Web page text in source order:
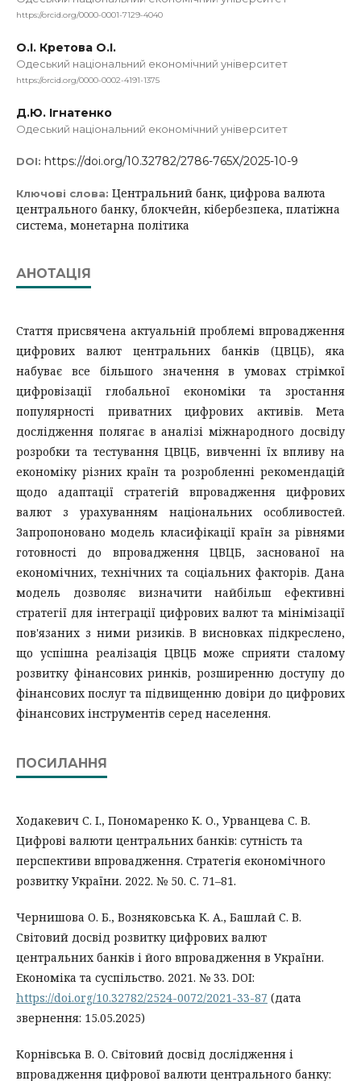
https://orcid.org/0000-0001-7129-4040
О.І. Кретова О.І.
Одеський національний економічний університет
https://orcid.org/0000-0002-4191-1375
Д.Ю. Ігнатенко
Одеський національний економічний університет
DOI: https://doi.org/10.32782/2786-765X/2025-10-9
Ключові слова: Центральний банк, цифрова валюта
центрального банку, блокчейн, кібербезпека, платіжна
система, монетарна політика
АНОТАЦІЯ
Стаття присвячена актуальній проблемі впровадження
цифрових валют центральних банків (ЦВЦБ), яка
набуває все більшого значення в умовах стрімкої
цифровізації глобальної економіки та зростання
популярності приватних цифрових активів. Мета
дослідження полягає в аналізі міжнародного досвіду
розробки та тестування ЦВЦБ, вивченні їх впливу на
економіку різних країн та розробленні рекомендацій
щодо адаптації стратегій впровадження цифрових
валют з урахуванням національних особливостей.
Запропоновано модель класифікації країн за рівнями
готовності до впровадження ЦВЦБ, заснованої на
економічних, технічних та соціальних факторів. Дана
модель дозволяє визначити найбільш ефективні
стратегії для інтеграції цифрових валют та мінімізації
пов'язаних з ними ризиків. В висновках підкреслено,
що успішна реалізація ЦВЦБ може сприяти сталому
розвитку фінансових ринків, розширенню доступу до
фінансових послуг та підвищенню довіри до цифрових
фінансових інструментів серед населення.
ПОСИЛАННЯ
Ходакевич С. І., Пономаренко К. О., Урванцева С. В.
Цифрові валюти центральних банків: сутність та
перспективи впровадження. Стратегія економічного
розвитку України. 2022. № 50. С. 71–81.
Чернишова О. Б., Возняковська К. А., Башлай С. В.
Світовий досвід розвитку цифрових валют
центральних банків і його впровадження в України.
Економіка та суспільство. 2021. № 33. DOI:
https://doi.org/10.32782/2524-0072/2021-33-87 (дата
звернення: 15.05.2025)
Корнівська В. О. Світовий досвід дослідження і
впровадження цифрової валюти центрального банку: